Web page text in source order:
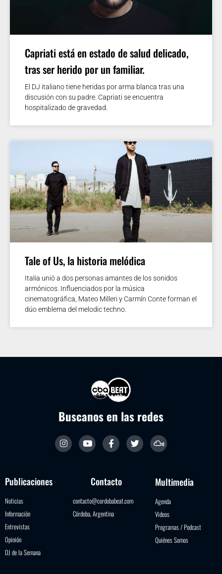
Capriati está en estado de salud delicado,
tras ser herido por un familiar.
El DJ italiano tiene heridas por arma blanca tras una
discusión con su padre. Capriati se encuentra
hospitalizado de gravedad.
Tale of Us, la historia melódica
Italia unió a dos personas amantes de los sonidos
armónicos. Influenciados por la música
cinematográfica, Mateo Milleri y Carmín Conte forman el
dúo emblema del melodic techno.
Buscanos en las redes
Publicaciones
Noticias
Información
Entrevistas
Opinión
DJ de la Semana
Contacto
contacto@cordobabeat.com
Córdoba, Argentina
Multimedia
Agenda
Videos
Programas / Podcast
Quiénes Somos